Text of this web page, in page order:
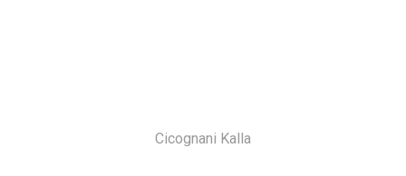
Cicognani Kalla